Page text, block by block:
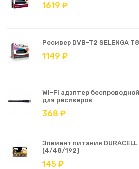
1619 ₽
Ресивер DVB-T2 SELENGA
1149 ₽
Wi-Fi адаптер
для ресиверов
368 ₽
Элемент питания DURACELL
(4/48/192)
145 ₽